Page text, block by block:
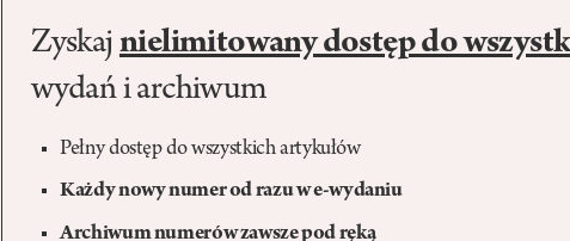
Zyskaj nielimitowany dostęp do
wydań i archiwum
Pełny dostęp do wszystkich artykułów
Każdy nowy numer od razu w e-wydaniu
Archiwum numerów zawsze pod ręką